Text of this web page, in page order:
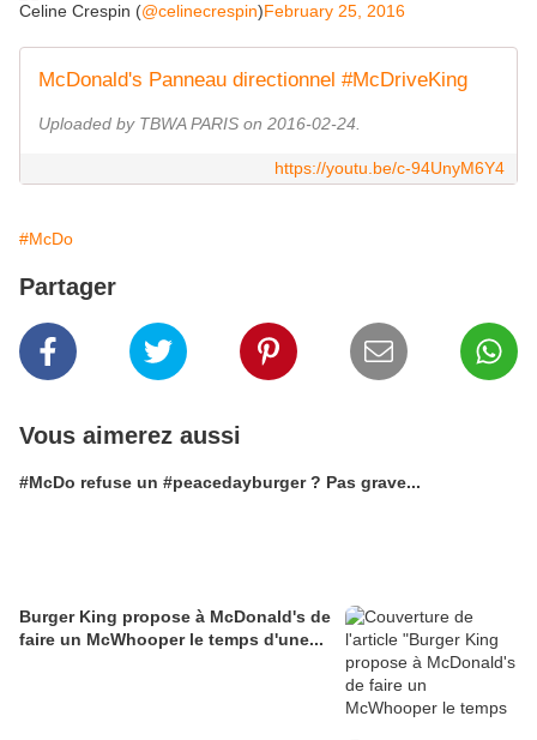
Celine Crespin (@celinecrespin)February 25, 2016
McDonald's Panneau directionnel #McDriveKing
Uploaded by TBWA PARIS on 2016-02-24.
https://youtu.be/c-94UnyM6Y4
#McDo
Partager
Vous aimerez aussi
#McDo refuse un #peacedayburger ? Pas grave...
Burger King propose à McDonald's de
faire un McWhooper le temps d'une...